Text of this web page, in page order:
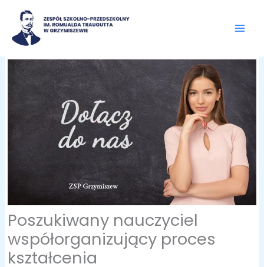
treści
Poszukiwany nauczyciel
współorganizujący proces
kształcenia